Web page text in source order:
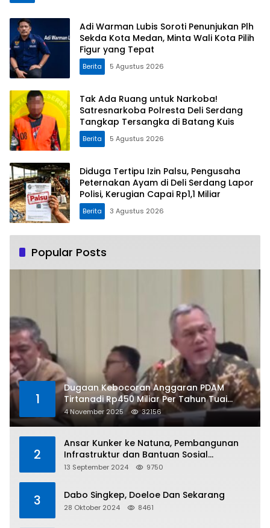
Adi Warman Lubis Soroti Penunjukan Plh
Sekda Kota Medan, Minta Wali Kota Pilih
Figur yang Tepat
Berita 5 Agustus 2026
Tak Ada Ruang untuk Narkoba!
Satresnarkoba Polresta Deli Serdang
Tangkap Tersangka di Batang Kuis
Berita 5 Agustus 2026
Diduga Tertipu Izin Palsu, Pengusaha
Peternakan Ayam di Deli Serdang Lapor
Polisi, Kerugian Capai Rp1,1 Miliar
Berita 3 Agustus 2026
Popular Posts
1
Dugaan Kebocoran Anggaran PDAM
Tirtanadi Rp450 Miliar Per Tahun Tuai
Kritikan
4 November 2025 32156
2
Ansar Kunker ke Natuna, Pembangunan
Infrastruktur dan Bantuan Sosial
Direalisasikan Hingga Pulau Tiga
13 September 2024 9750
3 Dabo Singkep, Doeloe Dan Sekarang
28 Oktober 2024 8461